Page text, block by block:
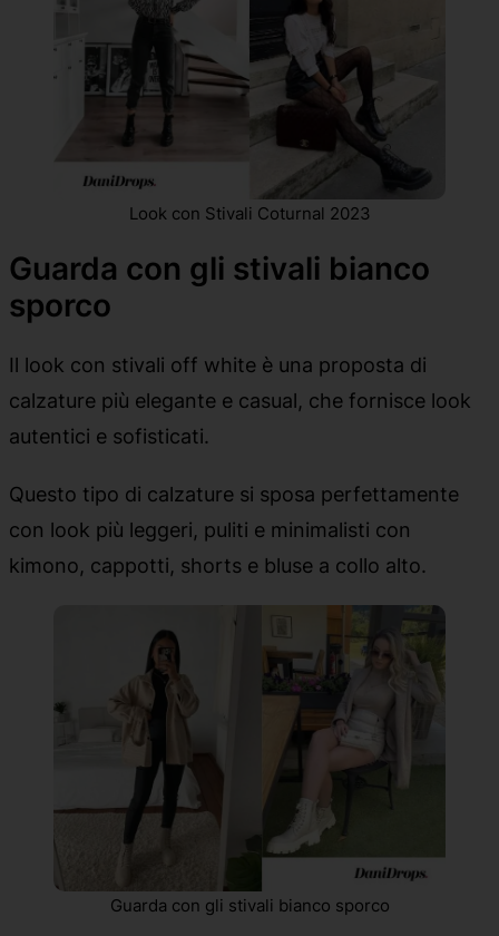
Look con Stivali Coturnal 2023
Guarda con gli stivali bianco
sporco
Il look con stivali off white è una proposta di
calzature più elegante e casual, che fornisce look
autentici e sofisticati.
Questo tipo di calzature si sposa perfettamente
con look più leggeri, puliti e minimalisti con
kimono, cappotti, shorts e bluse a collo alto.
Guarda con gli stivali bianco sporco